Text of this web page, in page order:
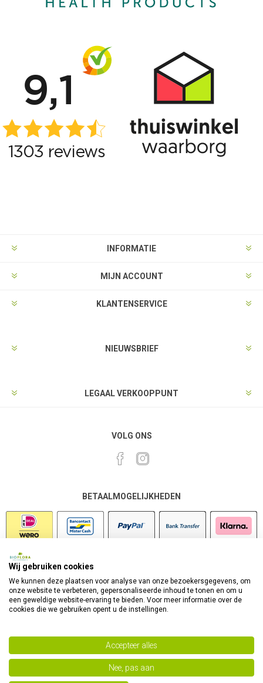
INFORMATIE
MIJN ACCOUNT
KLANTENSERVICE
NIEUWSBRIEF
LEGAAL VERKOOPPUNT
VOLG ONS
BETAALMOGELIJKHEDEN
Powered bynopCommerce
Wij gebruiken cookies
We kunnen deze plaatsen voor analyse van onze bezoekersgegevens, om
onze website te verbeteren, gepersonaliseerde inhoud te tonen en om u
een geweldige website-ervaring te bieden. Voor meer informatie over de
cookies die we gebruiken opent u de instellingen.
Accepteer alles
Nee, pas aan